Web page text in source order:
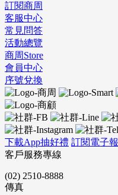
訂閱商周
客服中心
常見問答
活動總覽
商周Store
會員中心
序號兌換
下載App抽好禮 訂閱電子報
客戶服務專線
(02) 2510-8888
傳真